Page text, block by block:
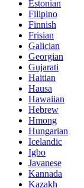
Estonian
Filipino
Finnish
Frisian
Galician
Georgian
Gujarati
Haitian
Hausa
Hawaiian
Hebrew
Hmong
Hungarian
Icelandic
Igbo
Javanese
Kannada
Kazakh